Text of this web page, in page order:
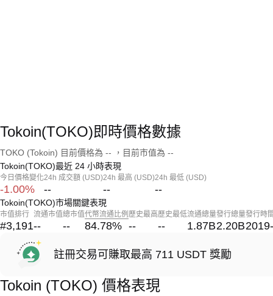
Tokoin(TOKO)即時價格數據
TOKO (Tokoin) 目前價格為 -- ，目前市值為 --
Tokoin(TOKO)最近 24 小時表現
今日價格變化
-1.00%
24h 成交額 (USD)
--
24h 最高 (USD)
--
24h 最低 (USD)
--
Tokoin(TOKO)市場關鍵表現
市值排行
#3,191
流通市值
--
總市值
--
代幣流通比例
84.78%
歷史最高
--
歷史最低
--
流通總量
1.87B
發行總量
2.20B
發行時
註冊交易可賺取最高 711 USDT 獎勵
Tokoin (TOKO) 價格表現